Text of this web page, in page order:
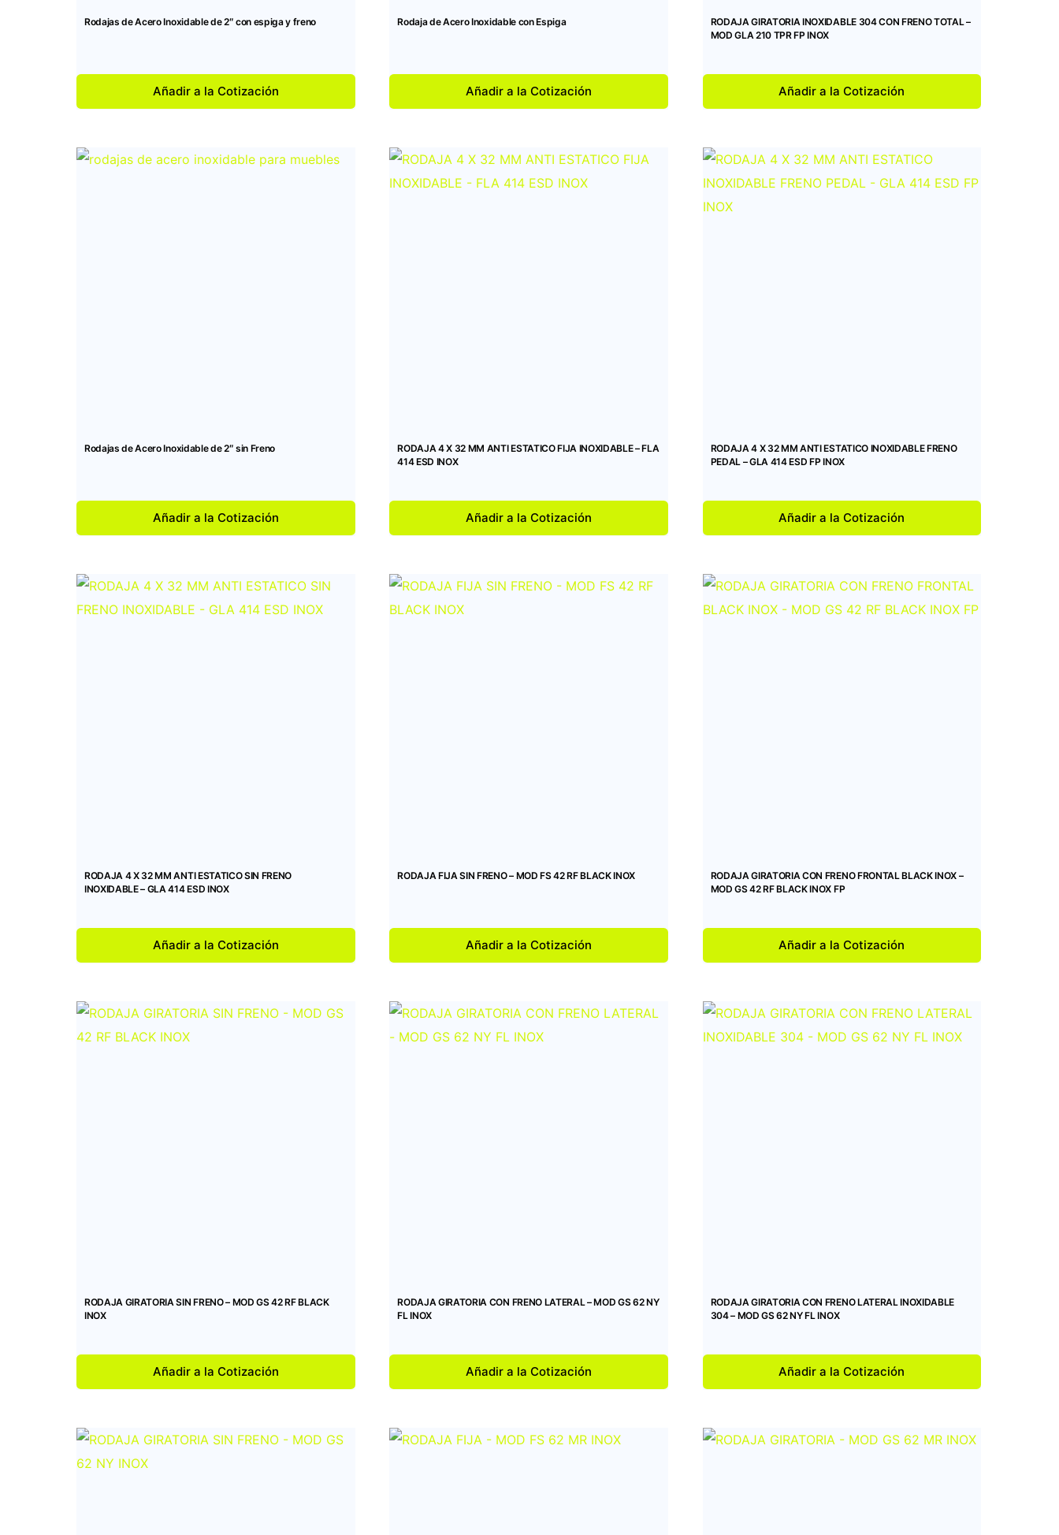
Rodajas de Acero Inoxidable de 2″ con espiga y freno
Añadir a la Cotización
Rodaja de Acero Inoxidable con Espiga
Añadir a la Cotización
RODAJA GIRATORIA INOXIDABLE 304 CON FRENO TOTAL –
MOD GLA 210 TPR FP INOX
Añadir a la Cotización
Rodajas de Acero Inoxidable de 2″ sin Freno
Añadir a la Cotización
RODAJA 4 X 32 MM ANTI ESTATICO FIJA INOXIDABLE – FLA
414 ESD INOX
Añadir a la Cotización
RODAJA 4 X 32 MM ANTI ESTATICO INOXIDABLE FRENO
PEDAL – GLA 414 ESD FP INOX
Añadir a la Cotización
RODAJA 4 X 32 MM ANTI ESTATICO SIN FRENO
INOXIDABLE – GLA 414 ESD INOX
Añadir a la Cotización
RODAJA FIJA SIN FRENO – MOD FS 42 RF BLACK INOX
Añadir a la Cotización
RODAJA GIRATORIA CON FRENO FRONTAL BLACK INOX –
MOD GS 42 RF BLACK INOX FP
Añadir a la Cotización
RODAJA GIRATORIA SIN FRENO – MOD GS 42 RF BLACK
INOX
Añadir a la Cotización
RODAJA GIRATORIA CON FRENO LATERAL – MOD GS 62 NY
FL INOX
Añadir a la Cotización
RODAJA GIRATORIA CON FRENO LATERAL INOXIDABLE
304 – MOD GS 62 NY FL INOX
Añadir a la Cotización